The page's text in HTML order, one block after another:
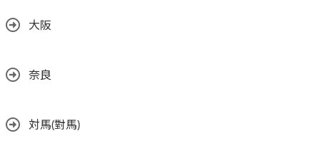
大阪
奈良
対馬(對馬)